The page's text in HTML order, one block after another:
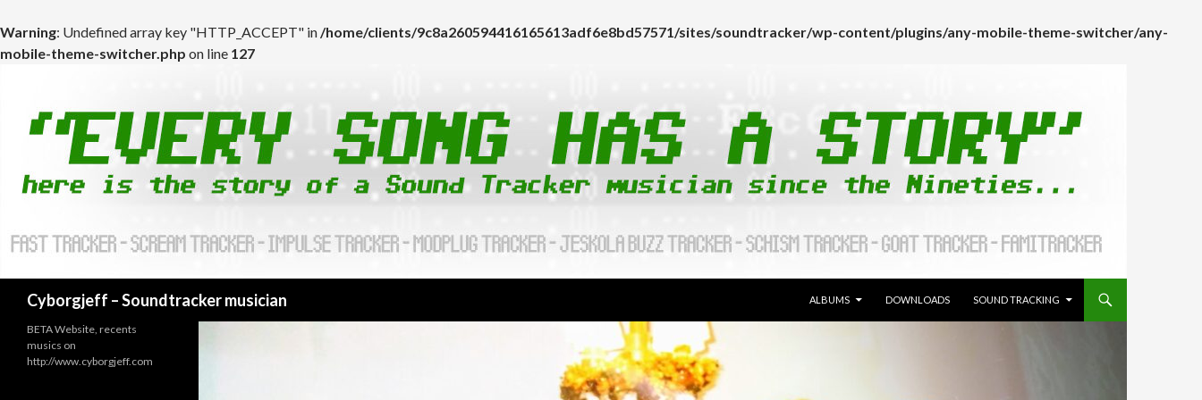
Warning: Undefined array key "HTTP_ACCEPT" in/home/clients/9c8a260594416165613adf6e8bd57571/sites/soundtracker/wp-content/plugins/any-mobile-theme-switcher/any-
mobile-theme-switcher.php on line 127
Cyborgjeff – Soundtracker musician
ALBUMS
DOWNLOADS SOUND TRACKING
BETA Website, recents
musics on
http://www.cyborgjeff.com